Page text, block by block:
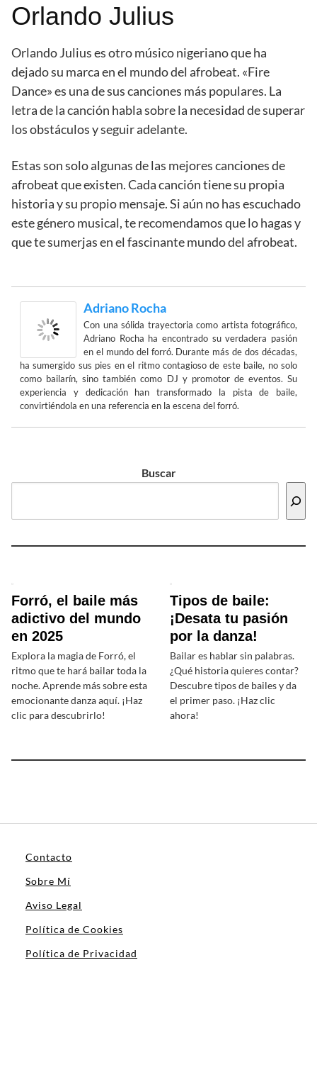
Orlando Julius
Orlando Julius es otro músico nigeriano que ha
dejado su marca en el mundo del afrobeat. «Fire
Dance» es una de sus canciones más populares. La
letra de la canción habla sobre la necesidad de superar
los obstáculos y seguir adelante.
Estas son solo algunas de las mejores canciones de
afrobeat que existen. Cada canción tiene su propia
historia y su propio mensaje. Si aún no has escuchado
este género musical, te recomendamos que lo hagas y
que te sumerjas en el fascinante mundo del afrobeat.
Adriano Rocha
Con una sólida trayectoria como artista fotográfico,
Adriano Rocha ha encontrado su verdadera pasión
en el mundo del forró. Durante más de dos décadas,
ha sumergido sus pies en el ritmo contagioso de este baile, no solo
como bailarín, sino también como DJ y promotor de eventos. Su
experiencia y dedicación han transformado la pista de baile,
convirtiéndola en una referencia en la escena del forró.
Buscar
Forró, el baile más
adictivo del mundo
en 2025
Explora la magia de Forró, el
ritmo que te hará bailar toda la
noche. Aprende más sobre esta
emocionante danza aquí. ¡Haz
clic para descubrirlo!
Tipos de baile:
¡Desata tu pasión
por la danza!
Bailar es hablar sin palabras.
¿Qué historia quieres contar?
Descubre tipos de bailes y da
el primer paso. ¡Haz clic
ahora!
Contacto
Sobre Mí
Aviso Legal
Política de Cookies
Política de Privacidad